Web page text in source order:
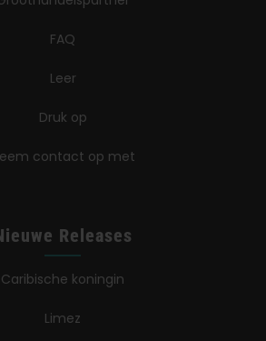
FAQ
Leer
Druk op
contact op met
Releases
Caribische koningin
Limez